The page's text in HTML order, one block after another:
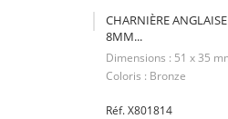
CHARNIÈRE
8MM...
Dimensions : 51 x 35
Coloris : Bronze
Réf. X801814